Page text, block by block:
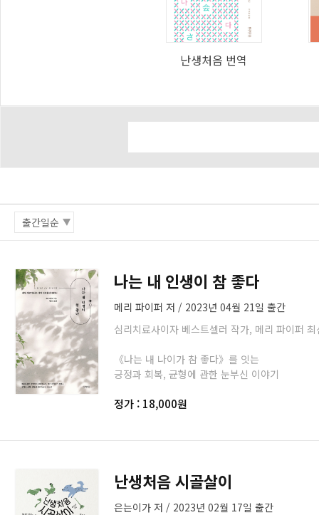
난생처음 번역
나는 내 인생이 참 좋다
메리 파이퍼 저 / 2023년 04월 21일 출간
심리치료사이자 베스트셀러 작가, 메리 파이퍼 최
《나는 내 나이가 참 좋다》를 잇는
긍정과 회복, 균형에 관한 눈부신 이야기
정가 : 18,000원
난생처음 시골살이
은는이가 저 / 2023년 02월 17일 출간